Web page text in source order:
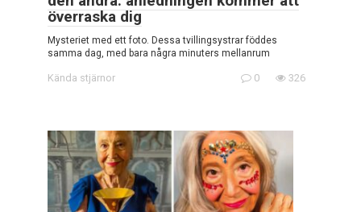
överraska dig
Mysteriet med ett foto. Dessa tvillingsystrar föddes
samma dag, med bara några minuters mellanrum
Kända stjärnor 0 326